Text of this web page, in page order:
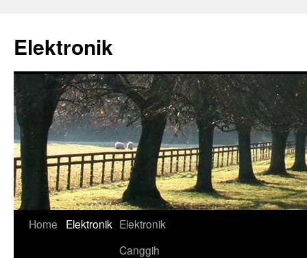
content
Elektronik
Home Elektronik Elektronik
Canggih